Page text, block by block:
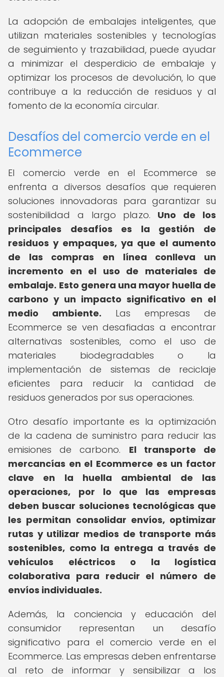
La adopción de embalajes inteligentes, que
utilizan materiales sostenibles y tecnologías
de seguimiento y trazabilidad, puede ayudar
a minimizar el desperdicio de embalaje y
optimizar los procesos de devolución, lo que
contribuye a la reducción de residuos y al
fomento de la economía circular.
Desafíos del comercio verde en el
Ecommerce
El comercio verde en el Ecommerce se
enfrenta a diversos desafíos que requieren
soluciones innovadoras para garantizar su
sostenibilidad a largo plazo. Uno de los
principales desafíos es la gestión de
residuos y empaques, ya que el aumento
de las compras en línea conlleva un
incremento en el uso de materiales de
embalaje. Esto genera una mayor huella de
carbono y un impacto significativo en el
medio ambiente. Las empresas de
Ecommerce se ven desafiadas a encontrar
alternativas sostenibles, como el uso de
materiales biodegradables o la
implementación de sistemas de reciclaje
eficientes para reducir la cantidad de
residuos generados por sus operaciones.
Otro desafío importante es la optimización
de la cadena de suministro para reducir las
emisiones de carbono. El transporte de
mercancías en el Ecommerce es un factor
clave en la huella ambiental de las
operaciones, por lo que las empresas
deben buscar soluciones tecnológicas que
les permitan consolidar envíos, optimizar
rutas y utilizar medios de transporte más
sostenibles, como la entrega a través de
vehículos eléctricos o la logística
colaborativa para reducir el número de
envíos individuales.
Además, la conciencia y educación del
consumidor representan un desafío
significativo para el comercio verde en el
Ecommerce. Las empresas deben enfrentarse
al reto de informar y sensibilizar a los